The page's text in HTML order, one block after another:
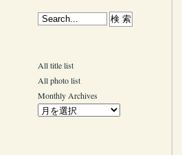
All title list
All photo list
Monthly Archives